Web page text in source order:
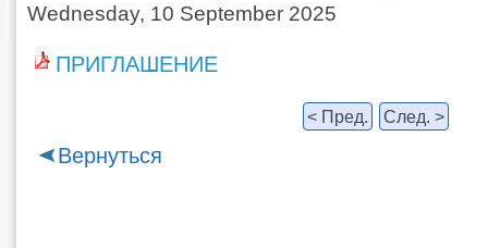
Wednesday, 10 September 2025
ПРИГЛАШЕНИЕ
< Пред. След. >
Вернуться